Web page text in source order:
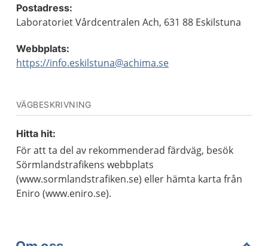
Postadress:
Laboratoriet Vårdcentralen Ach, 631 88 Eskilstuna
Webbplats:
https://info.eskilstuna@achima.se
VÄGBESKRIVNING
Hitta hit:
För att ta del av rekommenderad färdväg, besök
Sörmlandstrafikens webbplats
(www.sormlandstrafiken.se) eller hämta karta från
Eniro (www.eniro.se).